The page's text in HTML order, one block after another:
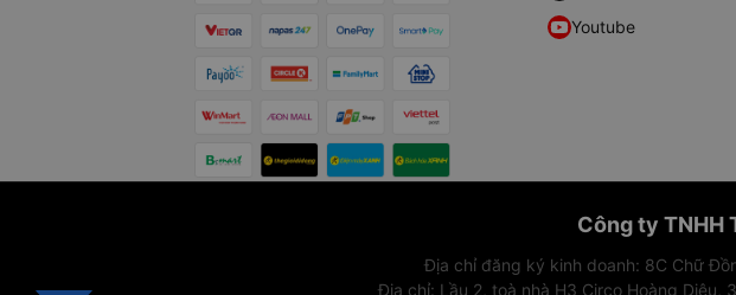
Youtube
Công ty TNHH
Địa chỉ đăng ký kinh doanh: 8C Chữ
Địa chỉ: Lầu 2, toà nhà H3 Circo Hoàng Diệu,